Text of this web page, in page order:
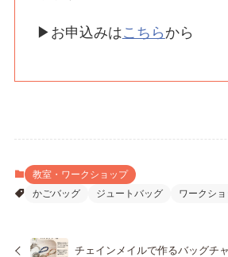
▶お申込みはこちら から
教室・ワークショップ
かごバッグ
ジュートバッグ ワークシ
チェインメイルで作るバッグチ